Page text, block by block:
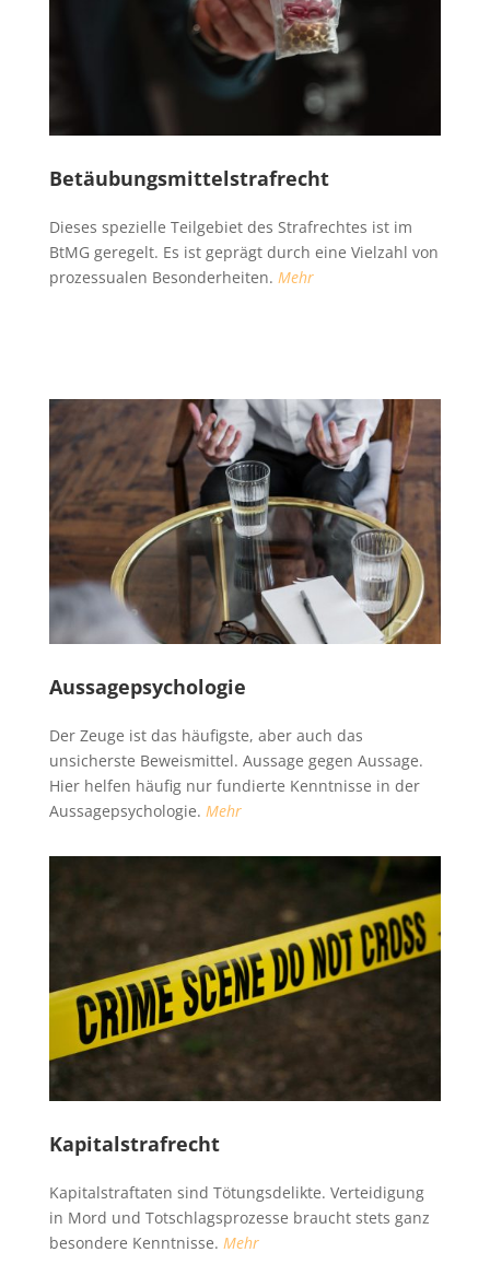
Betäubungsmittelstrafrecht
Dieses spezielle Teilgebiet des Strafrechtes ist im
BtMG geregelt. Es ist geprägt durch eine Vielzahl von
prozessualen Besonderheiten. Mehr
Aussagepsychologie
Der Zeuge ist das häufigste, aber auch das
unsicherste Beweismittel. Aussage gegen Aussage.
Hier helfen häufig nur fundierte Kenntnisse in der
Aussagepsychologie. Mehr
Kapitalstrafrecht
Kapitalstraftaten sind Tötungsdelikte. Verteidigung
in Mord und Totschlagsprozesse braucht stets ganz
besondere Kenntnisse. Mehr